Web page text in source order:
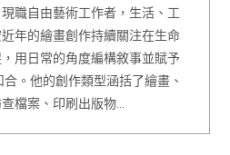
職自由藝術工作者，生活、工
年的繪畫創作持續關注在生命
用日常的角度編構敘事並賦予
。他的創作類型涵括了繪畫、
檔案、印刷出版物…